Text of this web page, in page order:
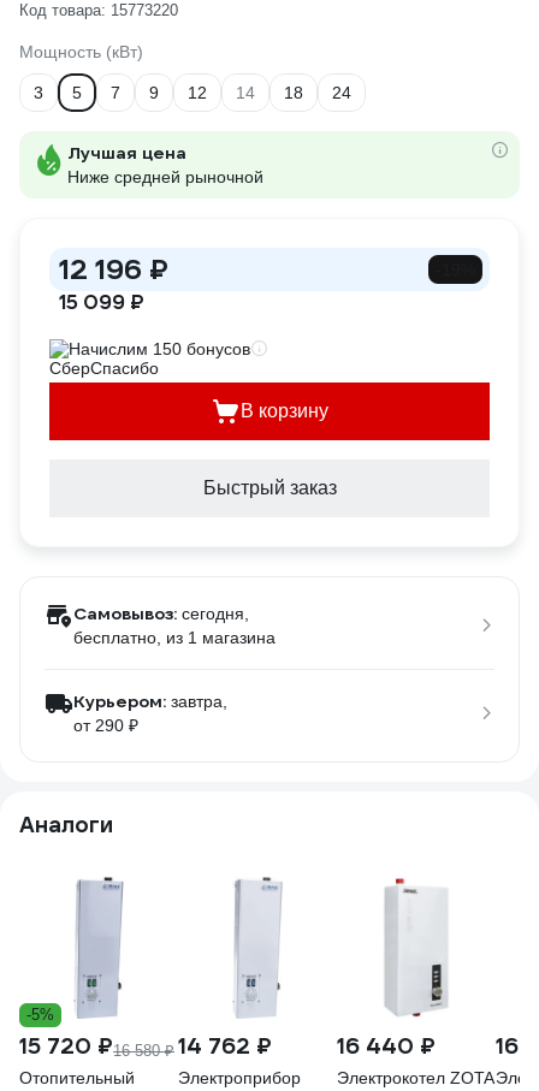
Код товара: 15773220
Мощность (кВт)
3 5 7 9 12 14 18 24
Лучшая цена
Ниже средней рыночной
12 196 ₽
15 099 ₽
Начислим 150 бонусов
В корзину
Быстрый заказ
Самовывоз: сегодня,
бесплатно , из 1 магазина
Курьером: завтра,
от 290 ₽
Аналоги
-5%
15 720 ₽16 580 ₽
Отопительный
14 762 ₽
Электроприбор
16 440 ₽
Электрокотел ZOTA
16